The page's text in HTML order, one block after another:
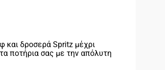
και δροσερά Spritz μέχρι
ποτήρια σας με την απόλυτη